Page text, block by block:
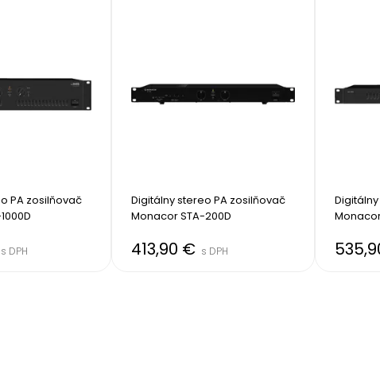
PA zosilňovač
s DPH
Digitálny stereo PA zosilňovač
Monacor STA-200D
413,90 € s DPH